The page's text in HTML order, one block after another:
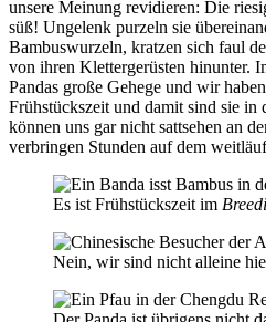
unsere Meinung revidieren: Die
süß! Ungelenk purzeln sie
Bambuswurzeln, kratzen sich faul
von ihren Klettergerüsten hinunter.
Pandas große Gehege und wir
Frühstückszeit und damit sind sie in
können uns gar nicht sattsehen an
verbringen Stunden auf dem
Es ist Frühstückszeit im
Nein, wir sind nicht alleine